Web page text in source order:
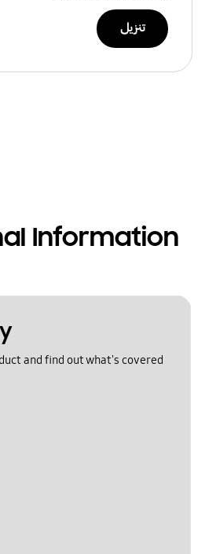
تنزيل
Information
and find out what's covered